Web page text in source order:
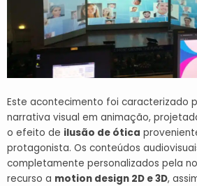
Este acontecimento foi caracterizado
narrativa visual em animação,
o efeito de ilusão de ótica
protagonista. Os conteúdos
completamente personalizados pela
recurso a motion design 2D e 3D,